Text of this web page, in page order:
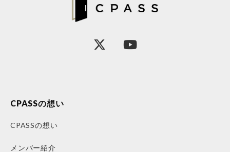
CPASSの想い
CPASSの想い
メンバー紹介